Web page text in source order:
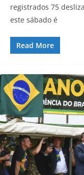
registrados 75
este sábado é
Read More